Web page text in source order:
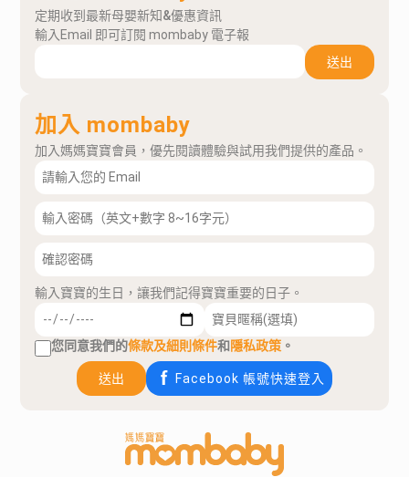
定期收到最新母嬰新知&優惠資訊
輸入Email 即可訂閱 mombaby 電子報
送出
加入 mombaby
加入媽媽寶寶會員，優先閱讀體驗與試用我們提供的產品。
輸入寶寶的生日，讓我們記得寶寶重要的日子。
您同意我們的條款及細則條件和隱私政策 。
送出 Facebook 帳號快速登入